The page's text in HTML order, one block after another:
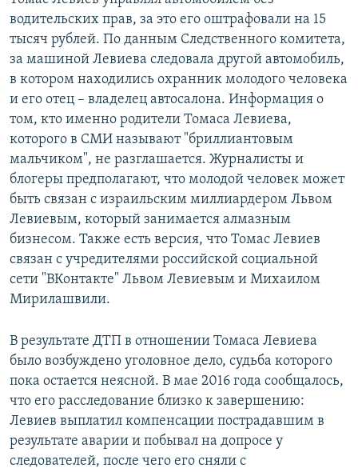
водительских прав, за это его оштрафовали на 15
тысяч рублей. По данным Следственного комитета,
за машиной Левиева следовала другой автомобиль,
в котором находились охранник молодого человека
и его отец – владелец автосалона. Информация о
том, кто именно родители Томаса Левиева,
которого в СМИ называют "бриллиантовым
мальчиком", не разглашается. Журналисты и
блогеры предполагают, что молодой человек может
быть связан с израильским миллиардером Львом
Левиевым, который занимается алмазным
бизнесом. Также есть версия, что Томас Левиев
связан с учредителями российской социальной
сети "ВКонтакте" Львом Левиевым и Михаилом
Мирилашвили.
В результате ДТП в отношении Томаса Левиева
было возбуждено уголовное дело, судьба которого
пока остается неясной. В мае 2016 года сообщалось,
что его расследование близко к завершению:
Левиев выплатил компенсации пострадавшим в
результате аварии и побывал на допросе у
следователей, после чего его сняли с